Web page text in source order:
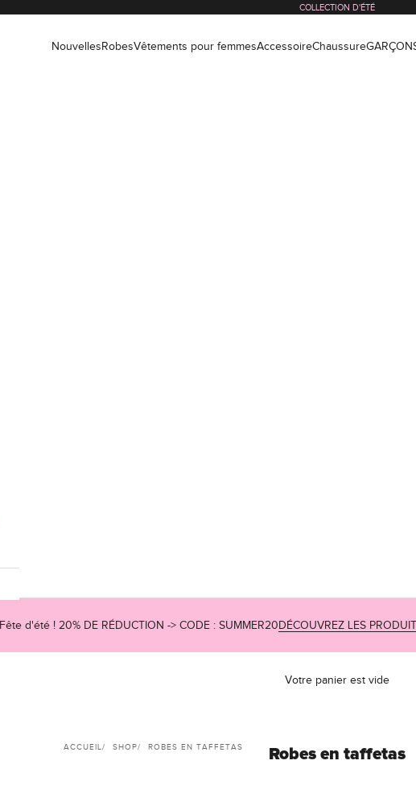
COLLECTION D'ÉTÉ
Nouvelles RobesVêtements pour femmesAccessoireChaussure
Fête d'été ! 20% DE RÉDUCTION -> CODE : SUMMER20 DÉCOUVREZ LES
Votre panier est vide
ACCUEIL SHOP ROBES EN TAFFETAS Robes en taffetas